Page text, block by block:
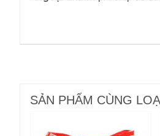
SẢN PHẨM CÙNG